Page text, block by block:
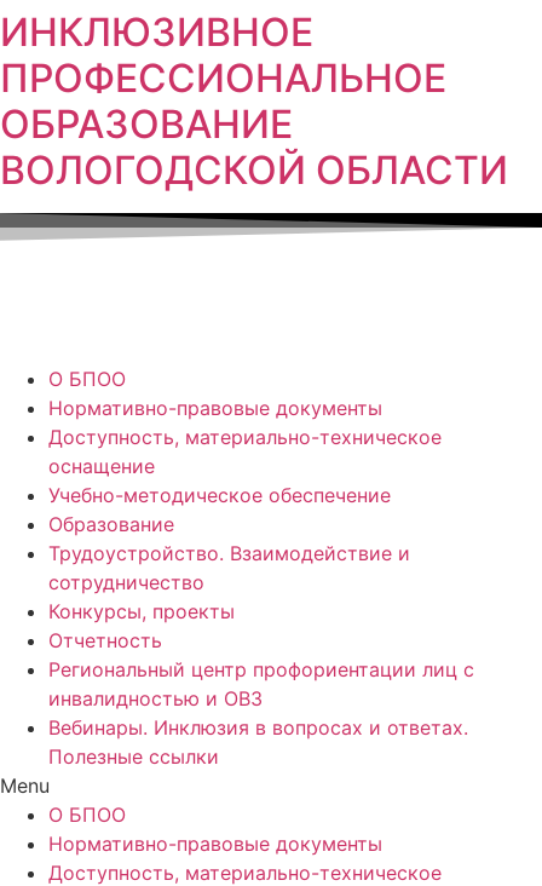
ИНКЛЮЗИВНОЕ
ПРОФЕССИОНАЛЬНОЕ
ОБРАЗОВАНИЕ
ВОЛОГОДСКОЙ ОБЛАСТИ
О БПОО
Нормативно-правовые документы
Доступность, материально-техническое
оснащение
Учебно-методическое обеспечение
Образование
Трудоустройство. Взаимодействие и
сотрудничество
Конкурсы, проекты
Отчетность
Региональный центр профориентации лиц с
инвалидностью и ОВЗ
Вебинары. Инклюзия в вопросах и ответах.
Полезные ссылки
Menu
О БПОО
Нормативно-правовые документы
Доступность, материально-техническое